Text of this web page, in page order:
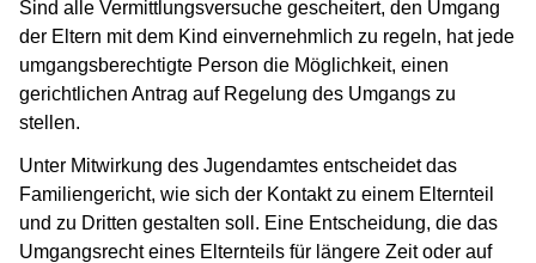
Sind alle Vermittlungsversuche gescheitert, den Umgang
der Eltern mit dem Kind einvernehmlich zu regeln, hat jede
umgangsberechtigte Person die Möglichkeit, einen
gerichtlichen Antrag auf Regelung des Umgangs zu
stellen.
Unter Mitwirkung des Jugendamtes entscheidet das
Familiengericht, wie sich der Kontakt zu einem Elternteil
und zu Dritten gestalten soll. Eine Entscheidung, die das
Umgangsrecht eines Elternteils für längere Zeit oder auf